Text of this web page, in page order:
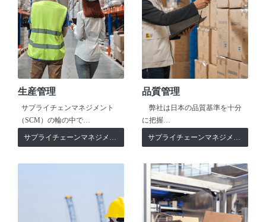
生産管理
サプライチェンマネジメント
（SCM）の輪の中で…
サプライチェーンマネジメント
品質管理
弊社は日本の品質基準を十分
に把握…
サプライチェーンマネジメント